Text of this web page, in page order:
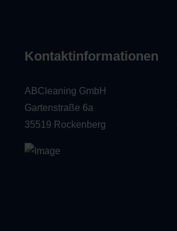
Kontaktinformationen
ABCleaning GmbH
Gartenstraße 6a
35519 Rockenberg